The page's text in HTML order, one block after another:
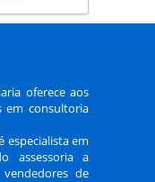
oferece aos
em consultoria
especialista em
assessoria a
de